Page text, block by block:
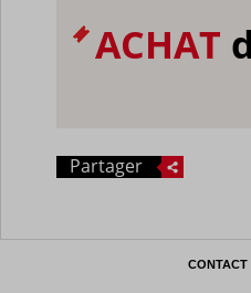
ACHAT
Partager
CONTACT